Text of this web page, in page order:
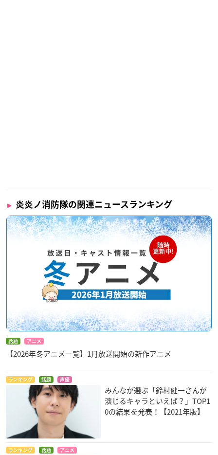
炎炎ノ消防隊の関連ニュースランキング
話題 アニメ
【2026年冬アニメ一覧】1月放送開始の新作アニメ
ランキング 話題 声優
みんなが選ぶ「鈴村健一さんが
演じるキャラといえば？」TOP1
0の結果を発表！【2021年版】
ランキング 話題 アニメ